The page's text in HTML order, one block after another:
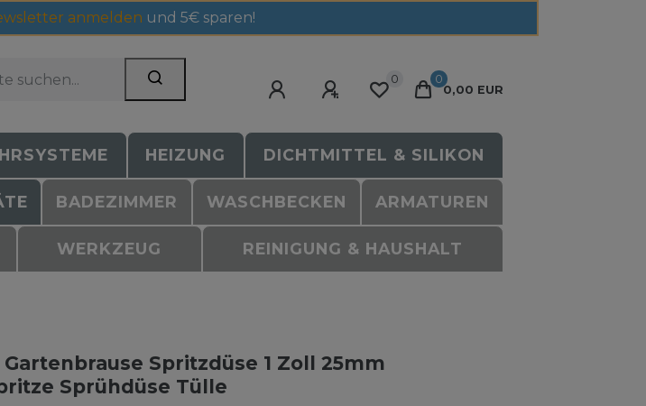
anmelden und 5€ sparen!
0
0
0,00 EUR
HEIZUNG DICHTMITTEL & SILIKON
BADEZIMMER WASCHBECKEN ARMATUREN
WERKZEUG REINIGUNG & HAUSHALT
Spritzdüse 1 Zoll 25mm
Sprühdüse Tülle